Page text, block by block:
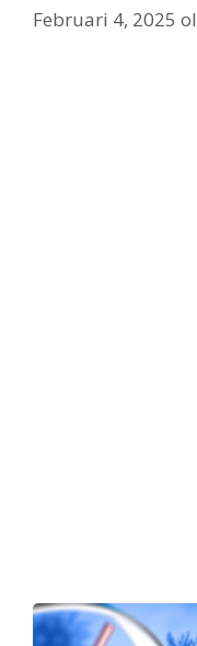
Februari 4, 2025